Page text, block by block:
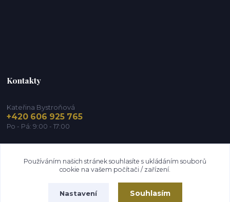
Kontakty
Kateřina Bystroňová
+420 606 925 765
Po - Pá: 9:00 - 17:00
Používáním našich stránek souhlasíte s ukládáním souborů
cookie na vašem počítači / zařízení.
Nastavení Souhlasím